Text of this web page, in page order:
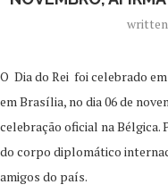
O Dia do Rei foi celebrado
em Brasília, no dia 06 de
celebração oficial na
do corpo diplomático
amigos do país.